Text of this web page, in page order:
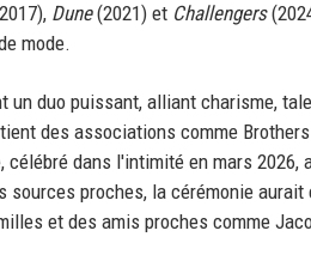
Dune(2021) et Challengers
mode.
un duo puissant, alliant charisme,
des associations comme
célébré dans l'intimité en mars
sources proches, la cérémonie
et des amis proches comme